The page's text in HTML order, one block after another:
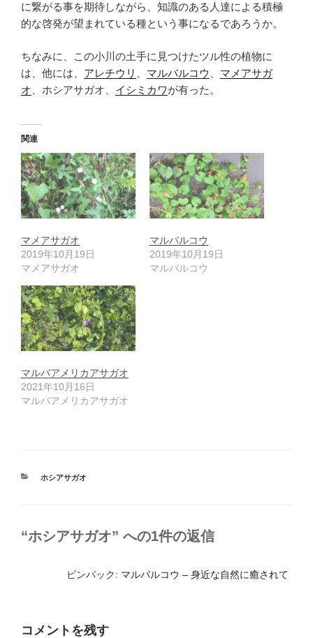
に繋がる事を期待しながら、知識のある人達による積極
的な啓発が望まれている種という事になるであろうか。
ちなみに、この小川の土手に見つけたツル性の植物に
は、他には、 アレチウリ マルバルコウ
マメアサガ
オ 、ホシアサガオ、 イシミカワが有った。
関連
マメアサガオ
2019年10月19日
マメアサガオ
マルバルコウ
2019年10月19日
マルバルコウ
マルバアメリカアサガオ
2021年10月16日
マルバアメリカアサガオ
カ
ホシアサガオ
“ホシアサガオ” への1件の返信
ピンバック: マルバルコウ – 身近な自然に癒されて
コメントを残す